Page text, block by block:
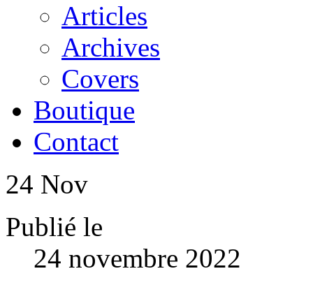
Articles
Archives
Covers
Boutique
Contact
24 Nov
Publié le
24 novembre 2022